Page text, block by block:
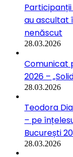
au ascultat
nenăscut
28.03.2026
Comunicat
2026 –
28.03.2026
Teodora
– pe
București
28.03.2026